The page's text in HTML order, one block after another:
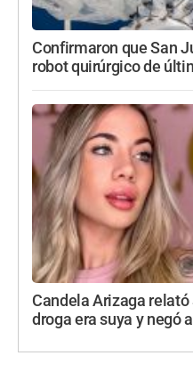
Confirmaron que San
robot quirúrgico de
Candela Arizaga
droga era suya y negó